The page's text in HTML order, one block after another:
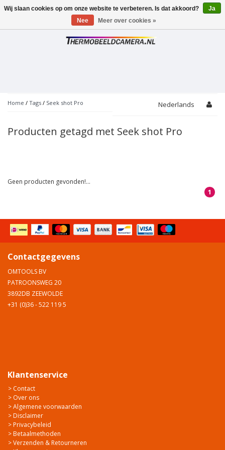
Toggle
Home / Tags / Seek shot Pro Nederlands
Producten getagd met Seek shot Pro
Geen producten gevonden!...
1
Contactgegevens
OMTOOLS BV
PATROONSWEG 20
3892DB ZEEWOLDE
+31 (0)36 - 522 119 5
Klantenservice
> Contact
> Over ons
> Algemene voorwaarden
> Disclaimer
> Privacybeleid
> Betaalmethoden
> Verzenden & Retourneren
Wij slaan cookies op om onze website te verbeteren. Is dat akkoord?
Ja
Nee
Meer over cookies »